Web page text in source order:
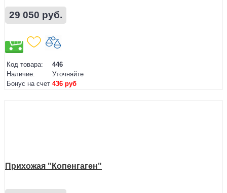
29 050 руб.
Код товара:
446
Наличие:
Уточняйте
Бонус на счет 436 руб
Прихожая "Копенгаген"